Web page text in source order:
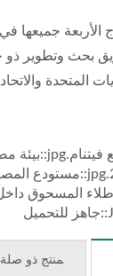
منتج ذو صلة